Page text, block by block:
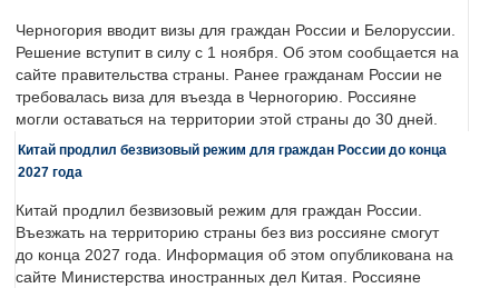
Черногория вводит визы для граждан России и Белоруссии.
Решение вступит в силу с 1 ноября. Об этом сообщается на
сайте правительства страны. Ранее гражданам России не
требовалась виза для въезда в Черногорию. Россияне
могли оставаться на территории этой страны до 30 дней.
Китай продлил безвизовый режим для граждан России до конца
2027 года
Китай продлил безвизовый режим для граждан России.
Въезжать на территорию страны без виз россияне смогут
до конца 2027 года. Информация об этом опубликована на
сайте Министерства иностранных дел Китая. Россияне